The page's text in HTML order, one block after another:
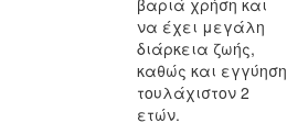
να έχει μεγάλη
διάρκεια ζωής,
καθώς και εγγύηση
τουλάχιστον 2
ετών.